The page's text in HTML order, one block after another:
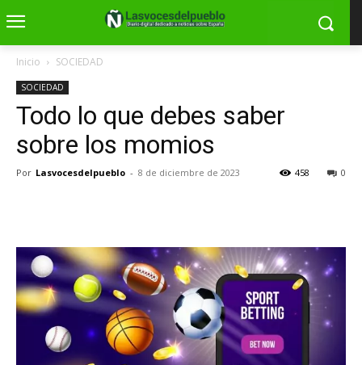
Inicio SOCIEDAD
SOCIEDAD
Todo lo que debes saber
sobre los momios
Por Lasvocesdelpueblo - 8 de diciembre de 2023 0
458